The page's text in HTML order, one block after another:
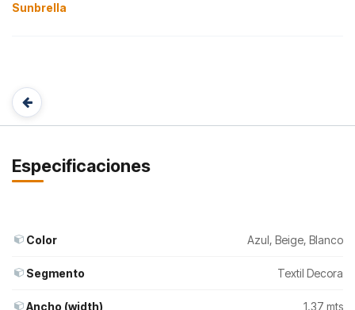
Sunbrella
Especificaciones
Color Azul, Beige, Blanco
Segmento Textil Decora
Ancho (width) 1.37 mts